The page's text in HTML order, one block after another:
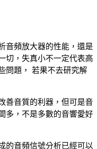
音頻放大器的性能，還是
切，失真小不一定代表高
問題， 若果不去研究解
善音質的利器，但可是音
多，不是多數的音響愛好
的音頻信號分析已經可以